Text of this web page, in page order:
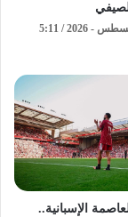
الإثنين - 3 أغسطس - 2026 / 5:11
الإسبانية..